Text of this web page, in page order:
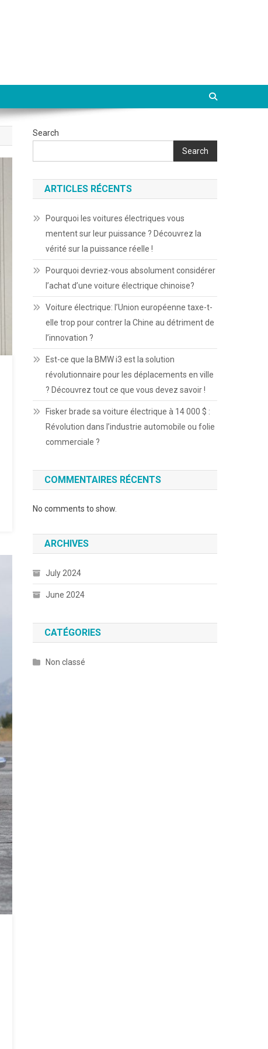
Search
Search
ARTICLES RÉCENTS
Pourquoi les voitures électriques vous
mentent sur leur puissance ? Découvrez la
vérité sur la puissance réelle !
Pourquoi devriez-vous absolument considérer
l’achat d’une voiture électrique chinoise?
Voiture électrique: l’Union européenne taxe-t-
elle trop pour contrer la Chine au détriment de
l’innovation ?
Est-ce que la BMW i3 est la solution
révolutionnaire pour les déplacements en ville
? Découvrez tout ce que vous devez savoir !
Fisker brade sa voiture électrique à 14 000 $ :
Révolution dans l’industrie automobile ou folie
commerciale ?
COMMENTAIRES RÉCENTS
No comments to show.
ARCHIVES
July 2024
June 2024
CATÉGORIES
Non classé